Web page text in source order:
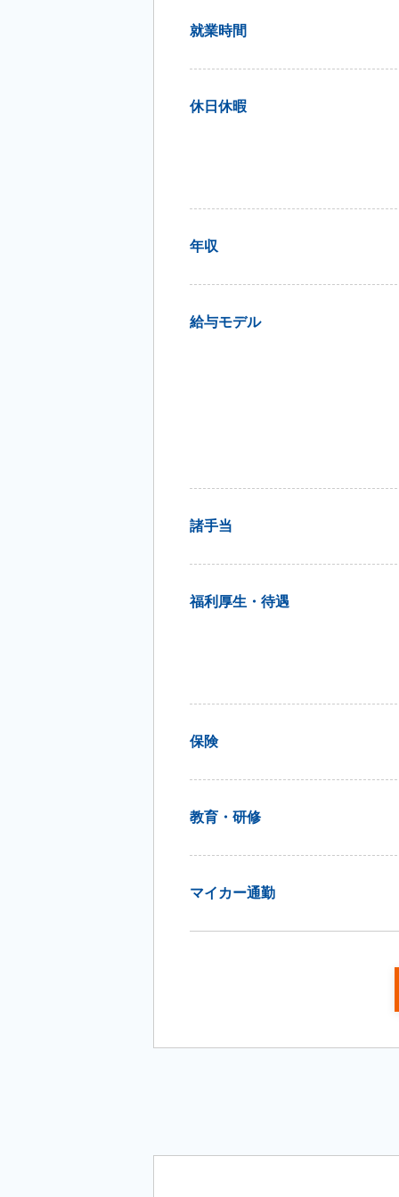
就業時間
休日休暇
年収
給与モデル
諸手当
福利厚生・待遇
保険
教育・研修
マイカー通勤